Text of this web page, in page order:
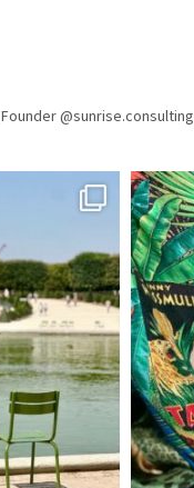
Founder @sunrise.consulting